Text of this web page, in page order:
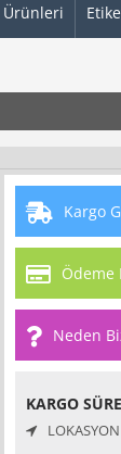
Ürünleri
Kargo
Ödeme
Neden
KARGO